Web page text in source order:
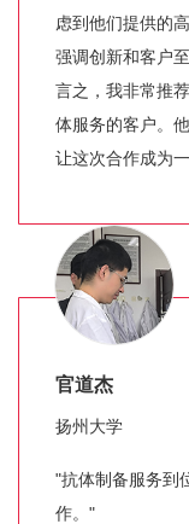
虑到他们提供的
强调创新和客户
言之，我非常推
体服务的客户。
让这次合作成为
官道杰
扬州大学
"抗体制备服务到
作。"